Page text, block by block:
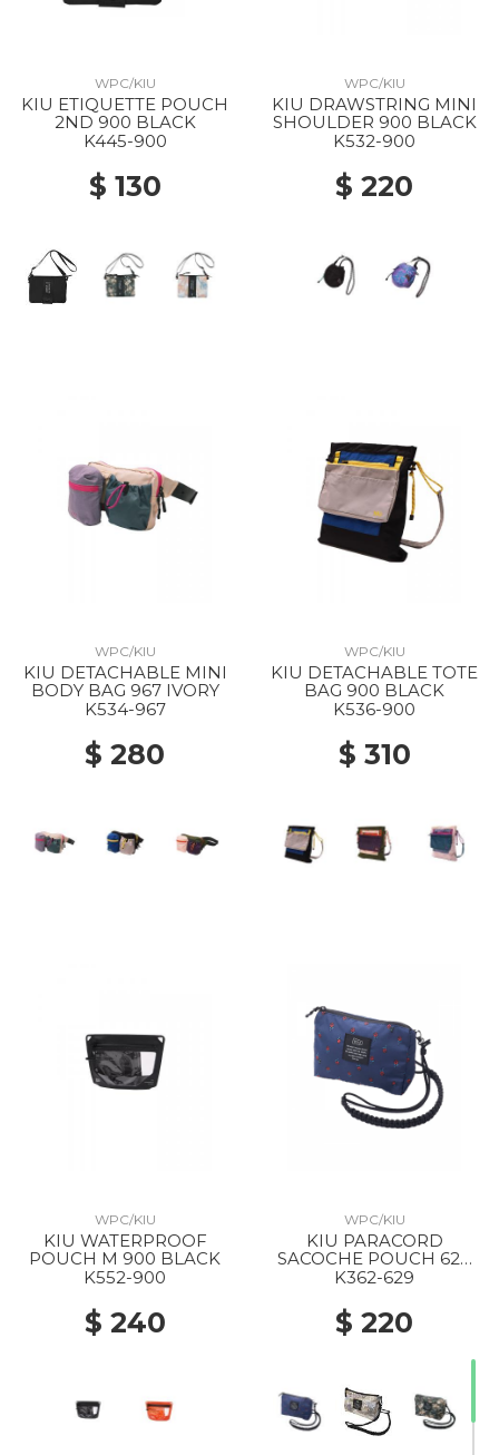
WPC/KIU
KIU ETIQUETTE POUCH
2ND 900 BLACK
K445-900
$ 130
WPC/KIU
KIU DRAWSTRING MINI
SHOULDER 900 BLACK
K532-900
$ 220
WPC/KIU
KIU DETACHABLE MINI
BODY BAG 967 IVORY
K534-967
$ 280
WPC/KIU
KIU DETACHABLE TOTE
BAG 900 BLACK
K536-900
$ 310
WPC/KIU
KIU WATERPROOF
POUCH M 900 BLACK
K552-900
$ 240
WPC/KIU
KIU PARACORD
SACOCHE POUCH 629
ROSE
K362-629
$ 220